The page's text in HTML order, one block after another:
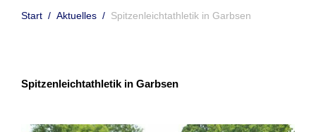
Start / Aktuelles / Spitzenleichtathletik in Garbsen
Spitzenleichtathletik in Garbsen